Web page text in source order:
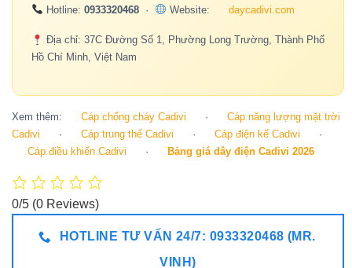
Hotline: 0933320468· Website: daycadivi.com
Địa chỉ: 37C Đường Số 1, Phường Long Trường, Thành Phố
Hồ Chí Minh, Việt Nam
Xem thêm: Cáp chống cháy Cadivi ·
Cáp năng lượng mặt trời
Cadivi
· Cáp trung thế Cadivi · Cáp điện kế Cadivi
·
Cáp điều khiển Cadivi
· Bảng giá dây điện Cadivi 2026
0/5 (0 Reviews)
HOTLINE TƯ VẤN 24/7: 0933320468 (MR.
VINH)